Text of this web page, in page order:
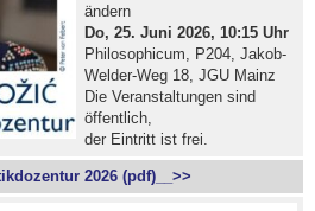
ändern
Do, 25. Juni 2026, 10:15 Uhr
Philosophicum, P204, Jakob-
Welder-Weg 18, JGU Mainz
Die Veranstaltungen sind
öffentlich,
der Eintritt ist frei.
2026 (pdf)__>>